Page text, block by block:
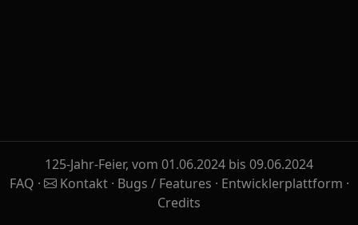
125-Jahr-Feier, vom 01.06.2024 bis 09.06.2024
FAQ · Kontakt · Bugs / Features · Entwicklerplattform ·
Credits